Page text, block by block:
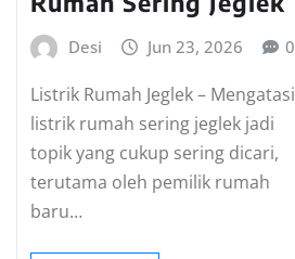
Desi Jun 23, 2026 0
Listrik Rumah Jeglek – Mengatasi
listrik rumah sering jeglek jadi
topik yang cukup sering dicari,
terutama oleh pemilik rumah
baru…